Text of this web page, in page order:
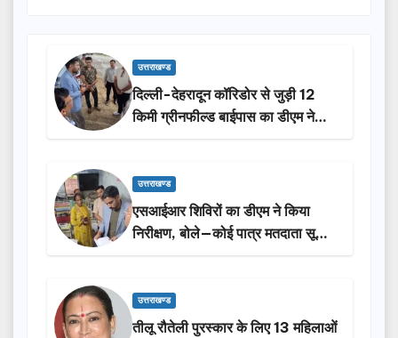
उत्तराखण्ड
दिल्ली-देहरादून कॉरिडोर से जुड़ी 12
किमी ग्रीनफील्ड बाईपास का डीएम ने
किया निरीक्षण…
उत्तराखण्ड
एसआईआर शिविरों का डीएम ने किया
निरीक्षण, बोले—कोई पात्र मतदाता सूची
से न छूटे…
उत्तराखण्ड
तीलू रौतेली पुरस्कार के लिए 13 महिलाओं